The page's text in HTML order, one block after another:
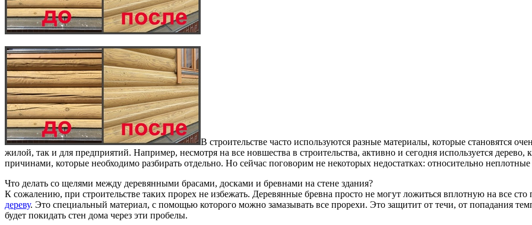
В строительстве часто используются разные материалы, которые становятся
жилой, так и для предприятий. Например, несмотря на все новшества в строительства, активно и сегодня используется
причинами, которые необходимо разбирать отдельно. Но сейчас поговорим не некоторых недостатках: относительно
Что делать со щелями между деревянными брасами, досками и бревнами на стене здания?
К сожалению, при строительстве таких прорех не избежать. Деревянные бревна просто не могут ложиться вплотную на все
дереву. Это специальный материал, с помощью которого можно замазывать все прорехи. Это защитит от течи, от попадания
будет покидать стен дома через эти пробелы.